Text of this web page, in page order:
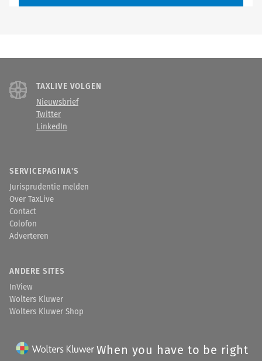
TAXLIVE VOLGEN
Nieuwsbrief
Twitter
LinkedIn
SERVICEPAGINA'S
Jurisprudentie melden
Over TaxLive
Contact
Colofon
Adverteren
ANDERE SITES
InView
Wolters Kluwer
Wolters Kluwer Shop
When you have to be right